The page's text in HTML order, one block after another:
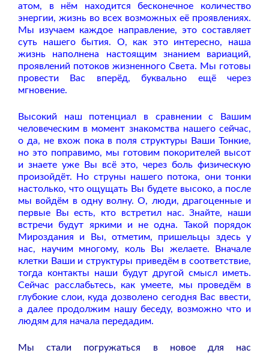
атом, в нём находится бесконечное количество
энергии, жизнь во всех возможных её проявлениях.
Мы изучаем каждое направление, это составляет
суть нашего бытия. О, как это интересно, наша
жизнь наполнена настоящим знанием вариаций,
проявлений потоков жизненного Света. Мы готовы
провести Вас вперёд, буквально ещё через
мгновение.
Высокий наш потенциал в сравнении с Вашим
человеческим в момент знакомства нашего сейчас,
о да, не вхож пока в поля структуры Ваши Тонкие,
но это поправимо, мы готовим покорителей высот
и знаете уже Вы всё это, через боль физическую
произойдёт. Но струны нашего потока, они тонки
настолько, что ощущать Вы будете высоко, а после
мы войдём в одну волну. О, люди, драгоценные и
первые Вы есть, кто встретил нас. Знайте, наши
встречи будут яркими и не одна. Такой порядок
Мироздания и Вы, отметим, пришельцы здесь у
нас, научим многому, коль Вы желаете. Вначале
клетки Ваши и структуры приведём в соответствие,
тогда контакты наши будут другой смысл иметь.
Сейчас расслабьтесь, как умеете, мы проведём в
глубокие слои, куда дозволено сегодня Вас ввести,
а далее продолжим нашу беседу, возможно что и
людям для начала передадим.
Мы стали погружаться в новое для нас